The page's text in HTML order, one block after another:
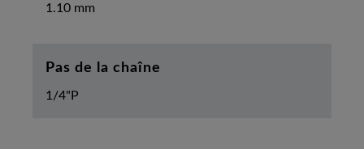
1.10 mm
Pas de la chaîne
1/4"P